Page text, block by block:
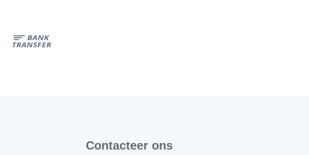
Contacteer ons